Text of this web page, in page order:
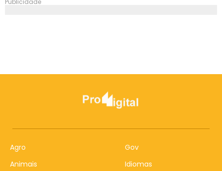
Publicidade
Agro
Animais
Gov
Idiomas